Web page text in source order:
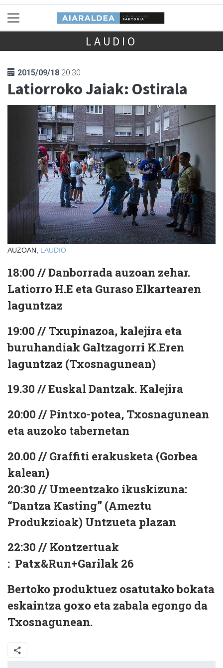
LAUDIO
2015/09/18 20:30
Latiorroko Jaiak: Ostirala
AUZOAN, LAUDIO
18:00 // Danborrada auzoan zehar.
Latiorro H.E eta Guraso Elkartearen
laguntzaz
19:00 // Txupinazoa, kalejira eta
buruhandiak Galtzagorri K.Eren
laguntzaz (Txosnagunean)
19.30 // Euskal Dantzak. Kalejira
20:00 // Pintxo-potea, Txosnagunean
eta auzoko tabernetan
20.00 // Graffiti erakusketa (Gorbea
kalean)
20:30 // Umeentzako ikuskizuna:
“Dantza Kasting” (Ameztu
Produkzioak) Untzueta plazan
22:30 // Kontzertuak
: Patx&Run+Garilak 26
Bertoko produktuez osatutako bokata
eskaintza goxo eta zabala egongo da
Txosnagunean.